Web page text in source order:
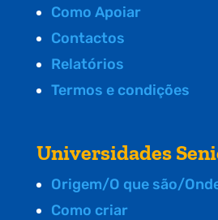
Como Apoiar
Contactos
Relatórios
Termos e condições
Universidades
Origem/O que são/
Como criar